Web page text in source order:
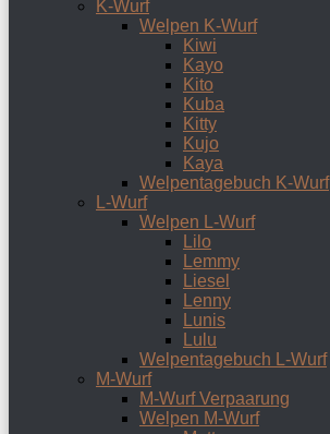
K-Wurf
Welpen K-Wurf
Kiwi
Kayo
Kito
Kuba
Kitty
Kujo
Kaya
Welpentagebuch K-Wurf
L-Wurf
Welpen L-Wurf
Lilo
Lemmy
Liesel
Lenny
Lunis
Lulu
Welpentagebuch L-Wurf
M-Wurf
M-Wurf Verpaarung
Welpen M-Wurf